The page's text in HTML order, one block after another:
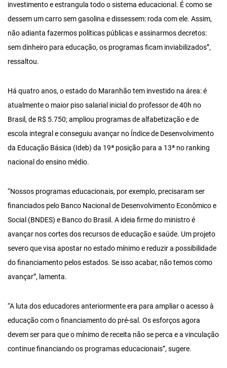
investimento e estrangula todo o sistema educacional. É como se
dessem um carro sem gasolina e dissessem: roda com ele. Assim,
não adianta fazermos políticas públicas e assinarmos decretos:
sem dinheiro para educação, os programas ficam inviabilizados”,
ressaltou.
Há quatro anos, o estado do Maranhão tem investido na área: é
atualmente o maior piso salarial inicial do professor de 40h no
Brasil, de R$ 5.750; ampliou programas de alfabetização e de
escola integral e conseguiu avançar no Índice de Desenvolvimento
da Educação Básica (Ideb) da 19ª posição para a 13ª no ranking
nacional do ensino médio.
“Nossos programas educacionais, por exemplo, precisaram ser
financiados pelo Banco Nacional de Desenvolvimento Econômico e
Social (BNDES) e Banco do Brasil. A ideia firme do ministro é
avançar nos cortes dos recursos de educação e saúde. Um projeto
severo que visa apostar no estado mínimo e reduzir a possibilidade
do financiamento pelos estados. Se isso acabar, não temos como
avançar”, lamenta.
“A luta dos educadores anteriormente era para ampliar o acesso à
educação com o financiamento do pré-sal. Os esforços agora
devem ser para que o mínimo de receita não se perca e a vinculação
continue financiando os programas educacionais”, sugere.